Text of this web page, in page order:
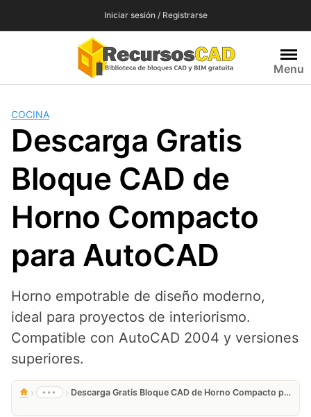
Iniciar sesión / Registrarse
Menu
COCINA
Descarga Gratis
Bloque CAD de
Horno Compacto
para AutoCAD
Horno empotrable de diseño moderno,
ideal para proyectos de interiorismo.
Compatible con AutoCAD 2004 y versiones
superiores.
› ••• › Descarga Gratis Bloque CAD de Horno Compacto para AutoCAD